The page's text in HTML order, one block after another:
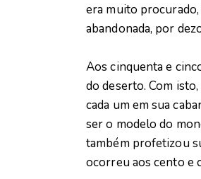
era muito
abandonada, por
Aos cinquenta e
do deserto. Com
cada um em sua
ser o modelo do
também profetizou
ocorreu aos cento e